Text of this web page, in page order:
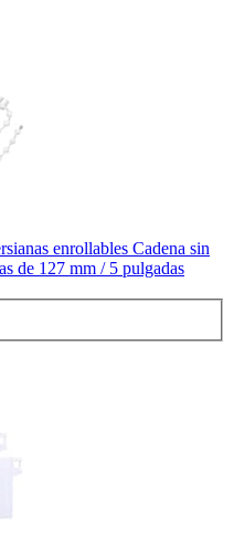
enrollables Cadena sin
de 127 mm / 5 pulgadas